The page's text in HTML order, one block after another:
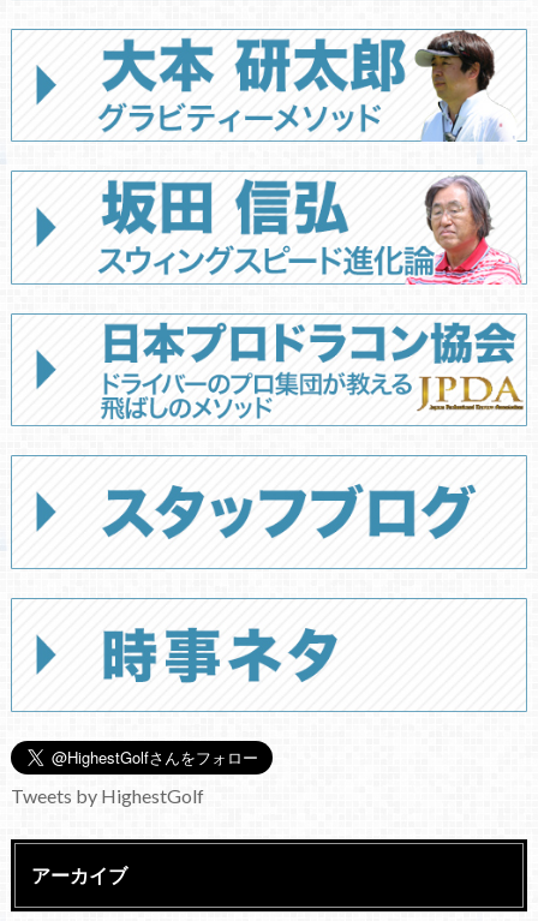
Tweets by HighestGolf
アーカイブ